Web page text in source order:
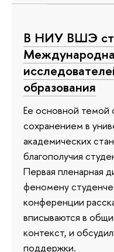
В НИУ ВШЭ
образования
Ее основной темой
сохранением в
академических
благополучия
Первая пленарная
феномену
конференции
вписываются в
контекст, и
поддержки.